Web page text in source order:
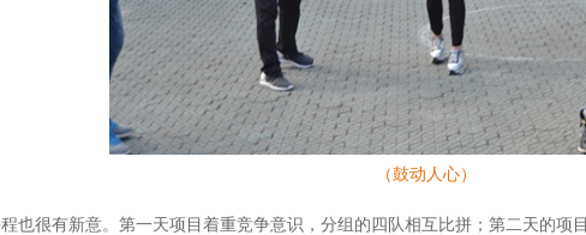
（鼓动人心）
也很有新意。第一天项目着重竞争意识，分组的四队相互比拼；第二天的